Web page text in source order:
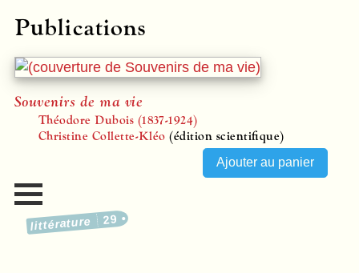
Publications
Souvenirs de ma vie
Théodore Dubois (1837-1924)
Christine Collette-Kléo (édition scientifique)
littérature 29